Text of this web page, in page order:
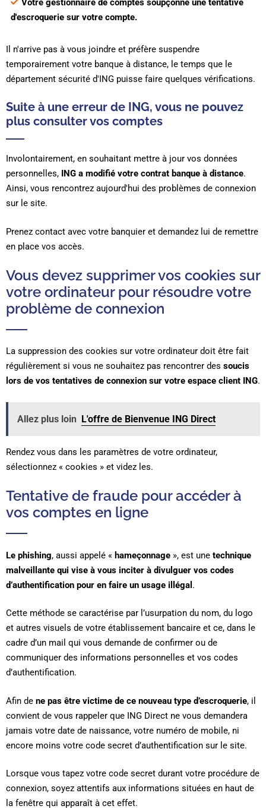
Votre gestionnaire de comptes soupçonne une tentative
d'escroquerie sur votre compte.
Il n'arrive pas à vous joindre et préfère suspendre
temporairement votre banque à distance, le temps que le
département sécurité d'ING puisse faire quelques vérifications.
Suite à une erreur de ING, vous ne pouvez
plus consulter vos comptes
Involontairement, en souhaitant mettre à jour vos données
personnelles, ING a modifié votre contrat banque à distance.
Ainsi, vous rencontrez aujourd'hui des problèmes de connexion
sur le site.
Prenez contact avec votre banquier et demandez lui de remettre
en place vos accès.
Vous devez supprimer vos cookies sur
votre ordinateur pour résoudre votre
problème de connexion
La suppression des cookies sur votre ordinateur doit être fait
régulièrement si vous ne souhaitez pas rencontrer des soucis
lors de vos tentatives de connexion sur votre espace client ING.
Allez plus loin L'offre de Bienvenue ING Direct
Rendez vous dans les paramètres de votre ordinateur,
sélectionnez « cookies » et videz les.
Tentative de fraude pour accéder à
vos comptes en ligne
Le phishing, aussi appelé « hameçonnage », est une technique
malveillante qui vise à vous inciter à divulguer vos codes
d’authentification pour en faire un usage illégal .
Cette méthode se caractérise par l’usurpation du nom, du logo
et autres visuels de votre établissement bancaire et ce, dans le
cadre d’un mail qui vous demande de confirmer ou de
communiquer des informations personnelles et vos codes
d’authentification.
Afin de ne pas être victime de ce nouveau type d’escroquerie, il
convient de vous rappeler que ING Direct ne vous demandera
jamais votre date de naissance, votre numéro de mobile, ni
encore moins votre code secret d’authentification sur le site.
Lorsque vous tapez votre code secret durant votre procédure de
connexion, soyez attentifs aux informations situées en haut de
la fenêtre qui apparaît à cet effet.